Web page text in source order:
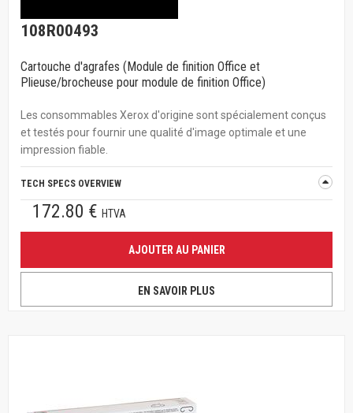
108R00493
Cartouche d'agrafes (Module de finition Office et
Plieuse/brocheuse pour module de finition Office)
Les consommables Xerox d'origine sont spécialement conçus
et testés pour fournir une qualité d'image optimale et une
impression fiable.
TECH SPECS OVERVIEW
172.80 € HTVA
AJOUTER AU PANIER
EN SAVOIR PLUS